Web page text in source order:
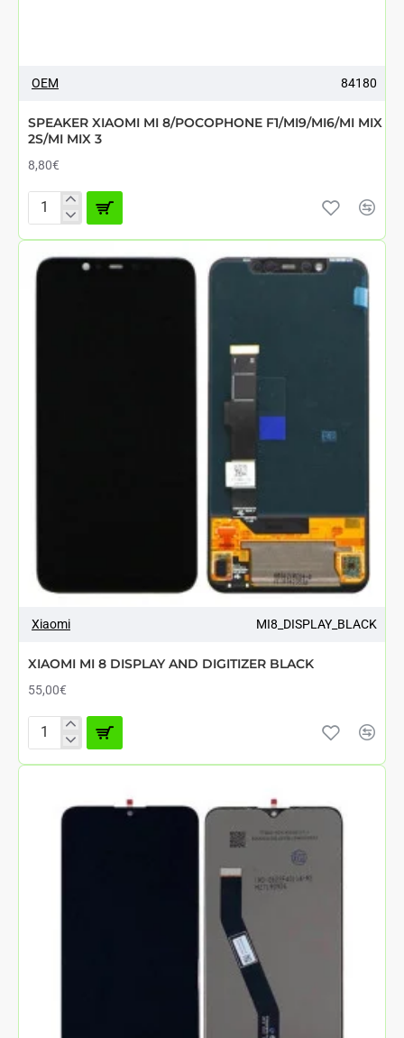
OEM 84180
SPEAKER XIAOMI MI 8/POCOPHONE F1/MI9/MI6/MI MIX
2S/MI MIX 3
8,80€
SPEAKER
8/POCOPHONE
F1/MI9/MI6/MI
ΑΠΌ 7 ΈΩΣ 12 ΗΜΈΡΕΣ
Xiaomi MI8_DISPLAY_BLACK
XIAOMI MI 8 DISPLAY AND DIGITIZER BLACK
55,00€
XIAOMI
DIGITIZER